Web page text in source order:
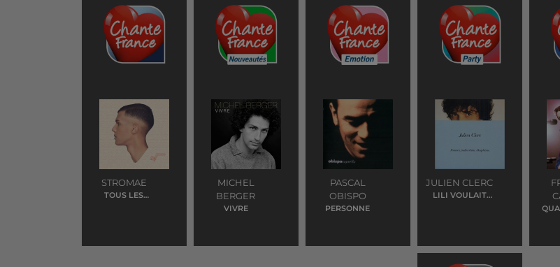
STROMAE
TOUS LES
MICHEL
BERGER
VIVRE
PASCAL
OBISPO
PERSONNE
JULIEN CLERC
LILI VOULAIT